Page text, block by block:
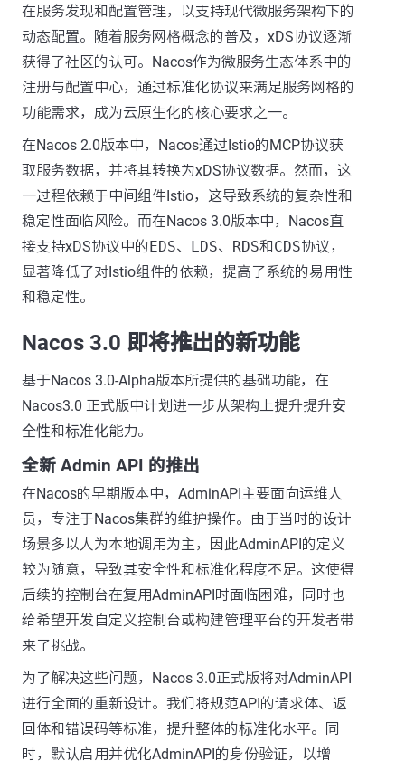
在服务发现和配置管理，以支持现代微服务架构下的
动态配置。随着服务网格概念的普及，xDS协议逐渐
获得了社区的认可。Nacos作为微服务生态体系中的
注册与配置中心，通过标准化协议来满足服务网格的
功能需求，成为云原生化的核心要求之一。
在Nacos 2.0版本中，Nacos通过Istio的MCP协议获
取服务数据，并将其转换为xDS协议数据。然而，这
一过程依赖于中间组件Istio，这导致系统的复杂性和
稳定性面临风险。而在Nacos 3.0版本中，Nacos直
接支持xDS协议中的EDS、 LDS、 RDS和CDS协议，
显著降低了对Istio组件的依赖，提高了系统的易用性
和稳定性。
Nacos 3.0 即将推出的新功能
基于Nacos 3.0-Alpha版本所提供的基础功能，在
Nacos3.0 正式版中计划进一步从架构上提升提升安
全性和标准化能力。
全新 Admin API 的推出
在Nacos的早期版本中，AdminAPI主要面向运维人
员，专注于Nacos集群的维护操作。由于当时的设计
场景多以人为本地调用为主，因此AdminAPI的定义
较为随意，导致其安全性和标准化程度不足。这使得
后续的控制台在复用AdminAPI时面临困难，同时也
给希望开发自定义控制台或构建管理平台的开发者带
来了挑战。
为了解决这些问题，Nacos 3.0正式版将对AdminAPI
进行全面的重新设计。我们将规范API的请求体、返
回体和错误码等标准，提升整体的标准化水平。同
时，默认启用并优化AdminAPI的身份验证，以增